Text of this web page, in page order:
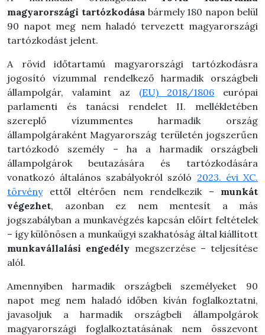
magyarországi tartózkodása bármely 180 napon belül
90 napot meg nem haladó tervezett magyarországi
tartózkodást jelent.
A rövid időtartamú magyarországi tartózkodásra
jogosító vízummal rendelkező harmadik országbeli
állampolgár, valamint az (EU) 2018/1806 európai
parlamenti és tanácsi rendelet II. mellékletében
szereplő vízummentes harmadik ország
állampolgáraként Magyarország területén jogszerűen
tartózkodó személy – ha a harmadik országbeli
állampolgárok beutazására és tartózkodására
vonatkozó általános szabályokról szóló 2023. évi XC.
törvényettől eltérően nem rendelkezik – munkát
végezhet, azonban ez nem mentesít a más
jogszabályban a munkavégzés kapcsán előírt feltételek
– így különösen a munkaügyi szakhatóság által kiállított
munkavállalási engedély megszerzése – teljesítése
alól.
Amennyiben harmadik országbeli személyeket 90
napot meg nem haladó időben kíván foglalkoztatni,
javasoljuk a harmadik országbeli állampolgárok
magyarországi foglalkoztatásának nem összevont